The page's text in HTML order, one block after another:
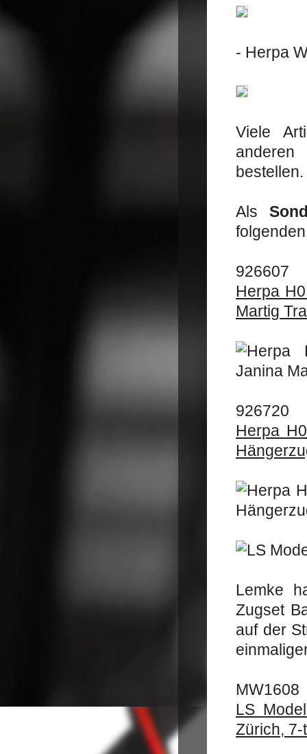
- Herpa
Viele
bestellen.
Als
926607
Herpa
Martig
926720
Herpa
Lemke
Zugset
auf der
MW1608
LS
Zürich,